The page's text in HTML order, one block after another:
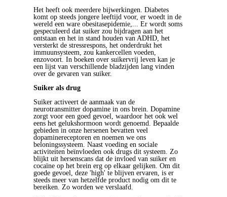
Het heeft ook meerdere bijwerkingen. Diabetes
komt op steeds jongere leeftijd voor, er woedt in de
wereld een ware obesitasepidemie,... Er wordt soms
gespeculeerd dat suiker zou bijdragen aan het
ontstaan en het in stand houden van ADHD, het
versterkt de stressrespons, het onderdrukt het
immuunsysteem, zou kankercellen voeden,
enzovoort. In boeken over suikervrij leven kan je
een lijst van verschillende bladzijden lang vinden
over de gevaren van suiker.
Suiker als drug
Suiker activeert de aanmaak van de
neurotransmitter dopamine in ons brein. Dopamine
zorgt voor een goed gevoel, waardoor het ook wel
eens het gelukshormoon wordt genoemd. Bepaalde
gebieden in onze hersenen bevatten veel
dopaminereceptoren en noemen we ons
beloningssysteem. Naast voeding en sociale
activiteiten beïnvloeden ook drugs dit systeem. Zo
blijkt uit hersenscans dat de invloed van suiker en
cocaïne op het brein erg op elkaar gelijken. Om dit
goede gevoel, deze 'high' te blijven ervaren, is er
steeds meer van hetzelfde product nodig om dit te
bereiken. Zo worden we verslaafd.